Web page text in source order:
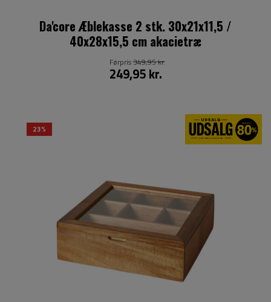
Da'core Æblekasse 2 stk. 30x21x11,5 /
40x28x15,5 cm akacietræ
249,95 kr.
Førpris349,95 kr.
23%